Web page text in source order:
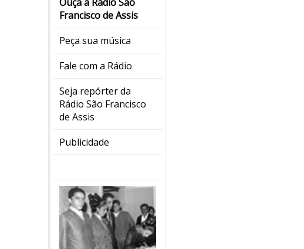
Francisco de Assis
Peça sua música
Fale com a Rádio
Seja repórter da
Rádio São Francisco
de Assis
Publicidade